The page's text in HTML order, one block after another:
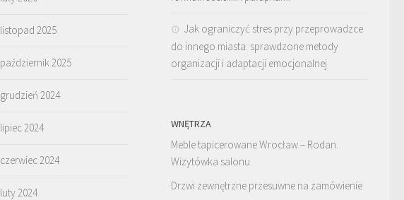
Jak ograniczyć stres przy przeprowadzce
do innego miasta: sprawdzone metody
organizacji i adaptacji emocjonalnej
WNĘTRZA
Meble tapicerowane Wrocław – Rodan.
Wizytówka salonu
Drzwi zewnętrzne przesuwne na zamówienie
listopad 2025
październik 2025
grudzień 2024
lipiec 2024
czerwiec 2024
luty 2024